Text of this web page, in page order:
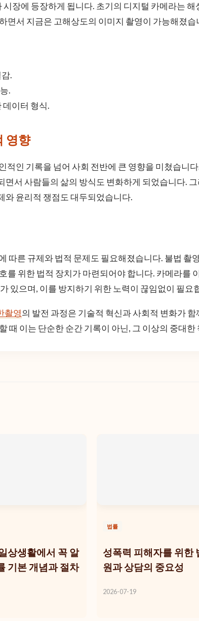
장에 등장하게 됩니다. 초기의 디지털 카메라는
면서 지금은 고해상도의 이미지 촬영이 가능해졌습
.
.
데이터 형식.
영향
적인 기록을 넘어 사회 전반에 큰 영향을 미쳤습니
면서 사람들의 삶의 방식도 변화하게 되었습니다.
와 윤리적 쟁점도 대두되었습니다.
따른 규제와 법적 문제도 필요해졌습니다. 불법 촬
를 위한 법적 장치가 마련되어야 합니다. 카메라를
있으며, 이를 방지하기 위한 노력이 끊임없이 필요
촬영의 발전 과정은 기술적 혁신과 사회적 변화가
때 이는 단순한 순간 기록이 아닌, 그 이상의 중대
상생활에서 꼭 알
기본 개념과 절차
법률
성폭력 피해자를 위한
원과 상담의 중요성
2026-07-19